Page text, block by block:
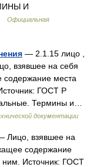
И
Официальная
— 2.1.15 лицо ,
взявшее на себя
содержание места
ГОСТ Р
Термины и…
документации
Лицо, взявшее на
содержание
ним. Источник: ГОСТ